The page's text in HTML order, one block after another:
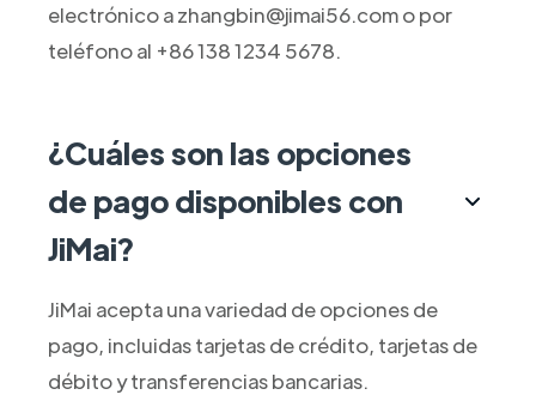
electrónico a zhangbin@jimai56.com o por
teléfono al +86 138 1234 5678.
¿Cuáles son las opciones
de pago disponibles con
JiMai?
JiMai acepta una variedad de opciones de
pago, incluidas tarjetas de crédito, tarjetas de
débito y transferencias bancarias.